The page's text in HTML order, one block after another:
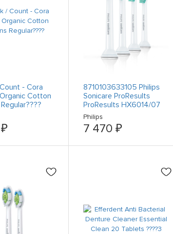
- Cora
Cotton
8710103633105 Philips
Sonicare ProResults
ProResults HX6014/07
4x C1 Бюрстенкепф
Philips
7 470 ₽